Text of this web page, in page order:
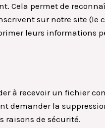
Cela permet de
sur notre site (le
leurs informations
à recevoir un fichier
demander la
raisons de sécurité.